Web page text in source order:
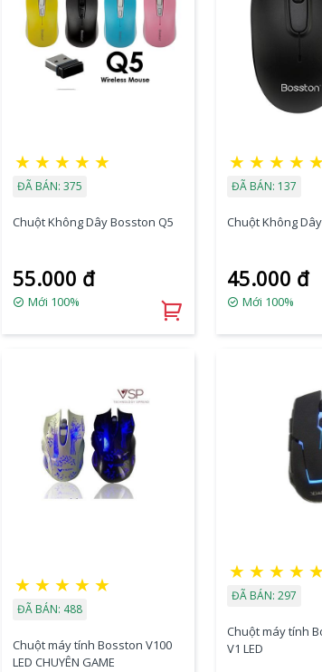
★ ★ ★ ★ ★
ĐÃ BÁN: 375
Chuột Không Dây Bosston Q5
55.000 đ
Mới 100%
★ ★ ★ ★
ĐÃ BÁN: 137
Chuột Không
45.000 đ
Mới 100%
★ ★ ★ ★ ★
ĐÃ BÁN: 488
Chuột máy tính Bosston V100
LED CHUYÊN GAME
★ ★ ★ ★
ĐÃ BÁN: 297
Chuột máy tính
V1 LED